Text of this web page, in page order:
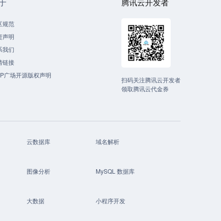
规范
声明
我们
链接
广场开源版权声明
扫码关注腾讯云开发者
领取腾讯云代金券
云数据库 域名解析
图像分析 MySQL 数据库
大数据 小程序开发